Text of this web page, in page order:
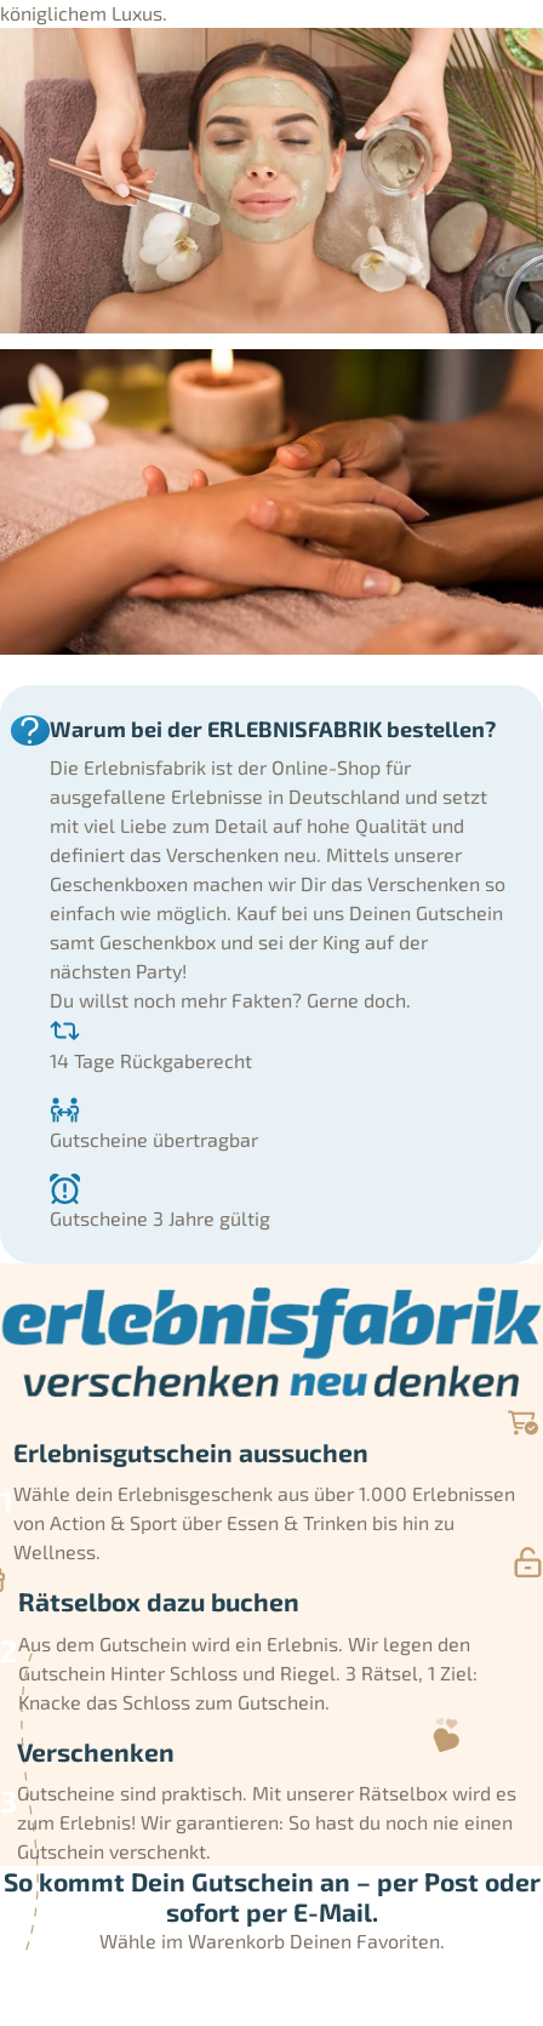
königlichem Luxus.
Warum bei der ERLEBNISFABRIK bestellen?
Die Erlebnisfabrik ist der Online-Shop für
ausgefallene Erlebnisse in Deutschland und setzt
mit viel Liebe zum Detail auf hohe Qualität und
definiert das Verschenken neu. Mittels unserer
Geschenkboxen machen wir Dir das Verschenken so
einfach wie möglich. Kauf bei uns Deinen Gutschein
samt Geschenkbox und sei der King auf der
nächsten Party!
Du willst noch mehr Fakten? Gerne doch.
14 Tage Rückgaberecht
Gutscheine übertragbar
Gutscheine 3 Jahre gültig
Erlebnisgutschein aussuchen
Wähle dein Erlebnisgeschenk aus über 1.000 Erlebnissen
von Action & Sport über Essen & Trinken bis hin zu
Wellness.
Rätselbox dazu buchen
Aus dem Gutschein wird ein Erlebnis. Wir legen den
Gutschein Hinter Schloss und Riegel. 3 Rätsel, 1 Ziel:
Knacke das Schloss zum Gutschein.
Verschenken
Gutscheine sind praktisch. Mit unserer Rätselbox wird es
zum Erlebnis! Wir garantieren: So hast du noch nie einen
Gutschein verschenkt.
So kommt Dein Gutschein an – per Post oder
sofort per E-Mail.
Wähle im Warenkorb Deinen Favoriten.